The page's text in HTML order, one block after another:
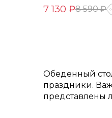
7 130 ₽8 590 ₽
Обеденный
праздники.
представлены